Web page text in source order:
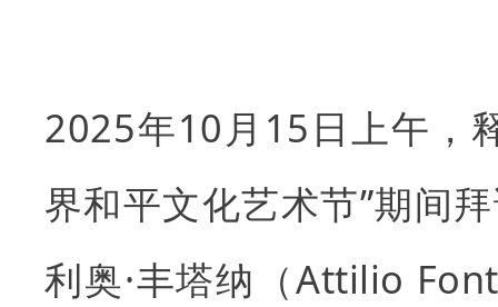
2025年10月15日上午，
界和平文化艺术节”期间
利奥·丰塔纳（Attilio